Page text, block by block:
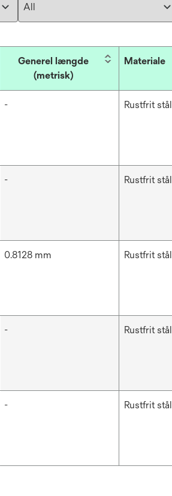
Generel længde
(metrisk)
Materiale
- Rustfrit stål
- Rustfrit stål
0.8128 mm Rustfrit stål
- Rustfrit stål
- Rustfrit stål